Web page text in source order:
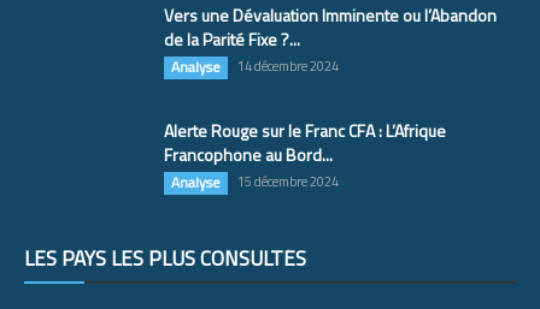
Vers une Dévaluation Imminente ou l’Abandon
de la Parité Fixe ?...
Analyse 14 décembre 2024
Alerte Rouge sur le Franc CFA : L’Afrique
Francophone au Bord...
Analyse 15 décembre 2024
LES PAYS LES PLUS CONSULTÉS